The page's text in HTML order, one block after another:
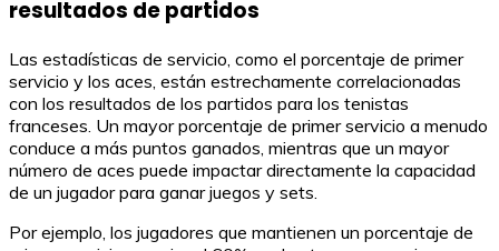
resultados de partidos
Las estadísticas de servicio, como el porcentaje de primer
servicio y los aces, están estrechamente correlacionadas
con los resultados de los partidos para los tenistas
franceses. Un mayor porcentaje de primer servicio a menudo
conduce a más puntos ganados, mientras que un mayor
número de aces puede impactar directamente la capacidad
de un jugador para ganar juegos y sets.
Por ejemplo, los jugadores que mantienen un porcentaje de